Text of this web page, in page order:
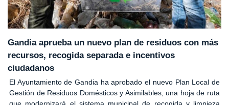
Gandia aprueba un nuevo plan de residuos con más
recursos, recogida separada e incentivos
ciudadanos
El Ayuntamiento de Gandia ha aprobado el nuevo Plan Local de
Gestión de Residuos Domésticos y Asimilables, una hoja de ruta